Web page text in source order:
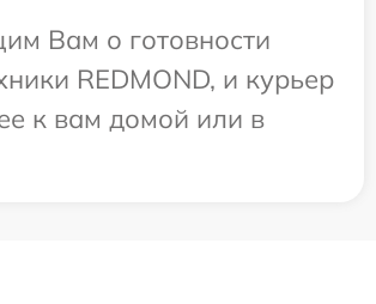
Вам о готовности
REDMOND, и курьер
к вам домой или в